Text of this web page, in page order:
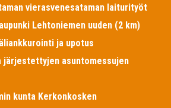
vierasvenesataman laiturityöt
Lehtoniemen uuden (2 km)
ja upotus
järjestettyjen asuntomessujen
kunta Kerkonkosken